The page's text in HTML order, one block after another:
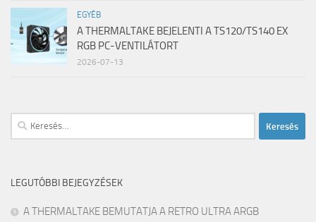
EGYÉB
A THERMALTAKE BEJELENTI A TS120/TS140 EX
RGB PC-VENTILÁTORT
2026-07-13
Keresés:
LEGUTÓBBI BEJEGYZÉSEK
A THERMALTAKE BEMUTATJA A RETRO ULTRA ARGB